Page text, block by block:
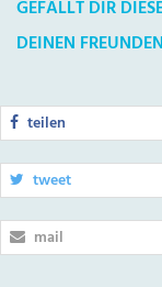
GEFÄLLT DIR
DEINEN
teilen
tweet
mail